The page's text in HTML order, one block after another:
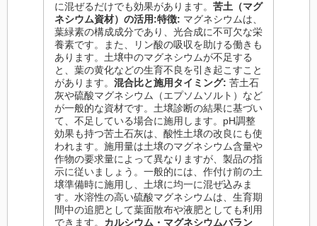
に混ぜるだけでも効果があります。 苦土（マグ
ネシウム資材）の活用:特徴: マグネシウムは、
葉緑素の構成成分であり、光合成に不可欠な栄
養素です。また、リン酸の吸収を助ける働きも
あります。土壌中のマグネシウムが不足する
と、葉の黄化などの生育不良を引き起こすこと
があります。 混合比と施用タイミング: 苦土石
灰や硫酸マグネシウム（エプソムソルト）など
が一般的な資材です。土壌診断の結果に基づい
て、不足している場合に施用します。pH調整
効果も持つ苦土石灰は、酸性土壌の改良にも使
われます。施用量は土壌のマグネシウム含量や
作物の要求量によって異なりますが、製品の指
示に従いましょう。一般的には、作付け前の土
壌準備時に施用し、土壌に均一に混ぜ込みま
す。水溶性の高い硫酸マグネシウムは、生育期
間中の追肥として葉面散布や液肥としても利用
できます。 カルシウム・マグネシウムバラン